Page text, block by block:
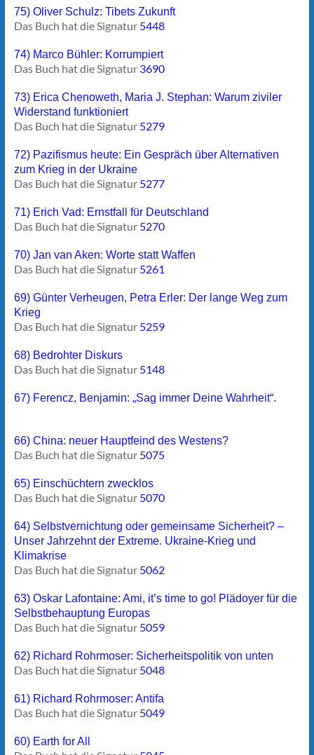
75) Oliver Schulz: Tibets Zukunft
Das Buch hat die Signatur 5448
74) Marco Bühler: Korrumpiert
Das Buch hat die Signatur 3690
73) Erica Chenoweth, Maria J. Stephan: Warum ziviler
Widerstand funktioniert
Das Buch hat die Signatur 5279
72) Pazifismus heute: Ein Gespräch über Alternativen
zum Krieg in der Ukraine
Das Buch hat die Signatur 5277
71) Erich Vad: Ernstfall für Deutschland
Das Buch hat die Signatur 5270
70) Jan van Aken: Worte statt Waffen
Das Buch hat die Signatur 5261
69) Günter Verheugen, Petra Erler: Der lange Weg zum
Krieg
Das Buch hat die Signatur 5259
68) Bedrohter Diskurs
Das Buch hat die Signatur 5148
67) Ferencz, Benjamin: „Sag immer Deine Wahrheit“.
66) China: neuer Hauptfeind des Westens?
Das Buch hat die Signatur 5075
65) Einschüchtern zwecklos
Das Buch hat die Signatur 5070
64) Selbstvernichtung oder gemeinsame Sicherheit? –
Unser Jahrzehnt der Extreme. Ukraine-Krieg und
Klimakrise
Das Buch hat die Signatur 5062
63) Oskar Lafontaine: Ami, it’s time to go! Plädoyer für die
Selbstbehauptung Europas
Das Buch hat die Signatur 5059
62) Richard Rohrmoser: Sicherheitspolitik von unten
Das Buch hat die Signatur 5048
61) Richard Rohrmoser: Antifa
Das Buch hat die Signatur 5049
60) Earth for All